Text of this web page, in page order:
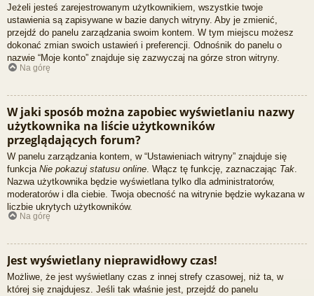
Jeżeli jesteś zarejestrowanym użytkownikiem, wszystkie twoje
ustawienia są zapisywane w bazie danych witryny. Aby je zmienić,
przejdź do panelu zarządzania swoim kontem. W tym miejscu możesz
dokonać zmian swoich ustawień i preferencji. Odnośnik do panelu o
nazwie “Moje konto” znajduje się zazwyczaj na górze stron witryny.
Na górę
W jaki sposób można zapobiec wyświetlaniu nazwy
użytkownika na liście użytkowników
przeglądających forum?
W panelu zarządzania kontem, w “Ustawieniach witryny” znajduje się
funkcja Nie pokazuj statusu online . Włącz tę funkcję, zaznaczając Tak
Nazwa użytkownika będzie wyświetlana tylko dla administratorów,
moderatorów i dla ciebie. Twoja obecność na witrynie będzie wykazana w
liczbie ukrytych użytkowników.
Na górę
Jest wyświetlany nieprawidłowy czas!
Możliwe, że jest wyświetlany czas z innej strefy czasowej, niż ta, w
której się znajdujesz. Jeśli tak właśnie jest, przejdź do panelu